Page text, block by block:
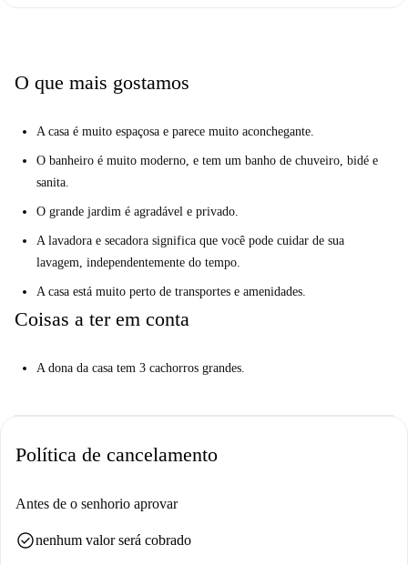
O que mais gostamos
A casa é muito espaçosa e parece muito aconchegante.
O banheiro é muito moderno, e tem um banho de chuveiro, bidé e
sanita.
O grande jardim é agradável e privado.
A lavadora e secadora significa que você pode cuidar de sua
lavagem, independentemente do tempo.
A casa está muito perto de transportes e amenidades.
Coisas a ter em conta
A dona da casa tem 3 cachorros grandes.
Política de cancelamento
Antes de o senhorio aprovar
check_circlenenhum valor será cobrado